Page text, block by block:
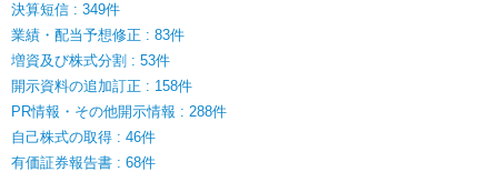
決算短信 : 349件
業績・配当予想修正 : 83件
増資及び株式分割 : 53件
開示資料の追加訂正 : 158件
PR情報・その他開示情報 : 288件
自己株式の取得 : 46件
有価証券報告書 : 68件